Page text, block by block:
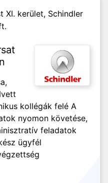
XI. kerület, Schindler
kollégák felé A
nyomon követése,
feladatok
ügyfél